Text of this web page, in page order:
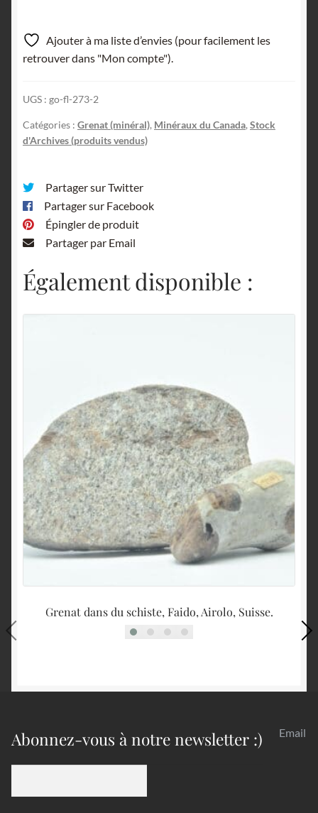
Ajouter à ma liste d’envies (pour facilement les
retrouver dans "Mon compte").
UGS : go-fl-273-2
Catégories : Grenat (minéral), Minéraux du Canada, Stock
d'Archives (produits vendus)
Partager sur Twitter
Partager sur Facebook
Épingler de produit
Partager par Email
Également disponible :
Grenat dans du schiste, Faido, Airolo, Suisse.
Abonnez-vous à notre newsletter :) Email